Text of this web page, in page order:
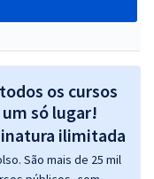
os cursos
só lugar!
São mais de 25 mil